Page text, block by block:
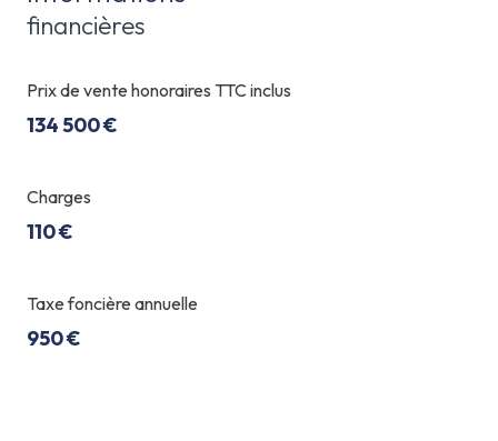
financières
Prix de vente honoraires TTC inclus
134 500 €
Charges
110 €
Taxe foncière annuelle
950 €